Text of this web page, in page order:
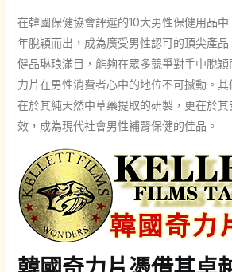
在韓國保健協會評選的10大男性保健用品中
年脫穎而出，成為廣受男性認可的頂尖產
健品琳琅滿目，能夠在眾多競爭對手中脫
力片在男性消費者心中的地位不可撼動。
在於其純天然中草藥提取的研製，更在於
效，成為現代社會男性補腎保健的佳品。